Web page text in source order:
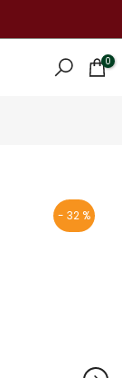
0
- 32 %